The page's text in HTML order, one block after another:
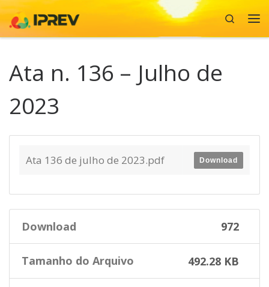
Skip to content
Search
Ata n. 136 – Julho de
2023
Ata 136 de julho de 2023.pdf Download
Download 972
Tamanho do Arquivo 492.28 KB